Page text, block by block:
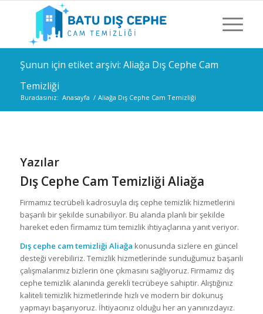
Şunun için etiket arşivi: Aliağa Dış Cephe Cam
Temizliği
Buradasınız: Anasayfa / Aliağa Dış Cephe Cam Temizliği
Yazılar
Dış Cephe Cam Temizliği Aliağa
Firmamız tecrübeli kadrosuyla dış cephe temizlik hizmetlerini
başarılı bir şekilde sunabiliyor. Bu alanda planlı bir şekilde
hareket eden firmamız tüm temizlik ihtiyaçlarına yanıt veriyor.
Dış cephe cam temizliği Aliağa konusunda sizlere en güncel
desteği verebiliriz. Temizlik hizmetlerinde sunduğumuz başarılı
çalışmalarımız bizlerin öne çıkmasını sağlıyoruz. Firmamız dış
cephe temizlik alanında gerekli tecrübeye sahiptir. Alıştığınız
kaliteli temizlik hizmetlerinde hızlı ve modern bir dokunuş
yapmayı başarıyoruz. İhtiyacınız olduğu her an yanınızdayız.